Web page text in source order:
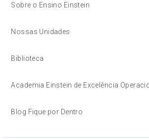
Sobre o Ensino Einstein
Nossas Unidades
Biblioteca
Academia Einstein de Excelência
Blog Fique por Dentro